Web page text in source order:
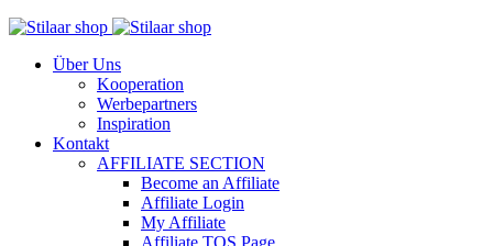
Über Uns
Kooperation
Werbepartners
Inspiration
Kontakt
AFFILIATE SECTION
Become an Affiliate
Affiliate Login
My Affiliate
Affiliate TOS Page